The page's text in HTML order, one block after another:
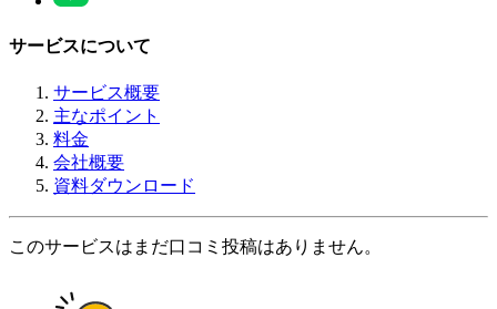
サービスについて
サービス概要
主なポイント
料金
会社概要
資料ダウンロード
このサービスはまだ口コミ投稿はありません。